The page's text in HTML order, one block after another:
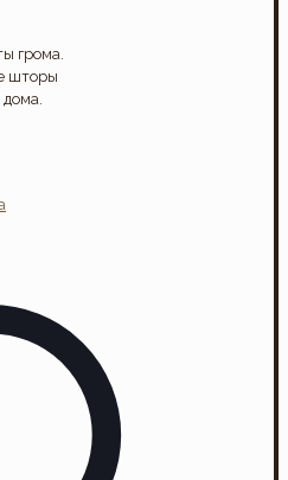
грома.
шторы